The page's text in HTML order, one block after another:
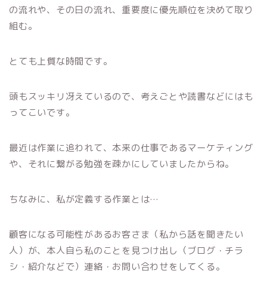
の流れや、その日の流れ、重要度に優先順位を決めて取り
組む。
とても上質な時間です。
頭もスッキリ冴えているので、考えごとや読書などにはも
ってこいです。
最近は作業に追われて、本来の仕事であるマーケティング
や、それに繋がる勉強を疎かにしていましたからね。
ちなみに、私が定義する作業とは…
顧客になる可能性があるお客さま（私から話を聞きたい
人）が、本人自ら私のことを見つけ出し（ブログ・チラ
シ・紹介などで）連絡・お問い合わせをしてくる。